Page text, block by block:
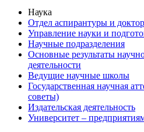
Наука
Отдел аспирантуры и
Управление науки и
Научные подразделения
Основные результаты
деятельности
Ведущие научные школы
Государственная научная
советы)
Издательская деятельность
Университет –